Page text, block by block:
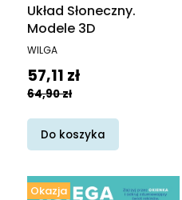
Układ Słoneczny.
Modele 3D
PRODUCENT
WILGA
Cena promocyjna
57,11 zł
64,90 zł
Do koszyka
Okazja